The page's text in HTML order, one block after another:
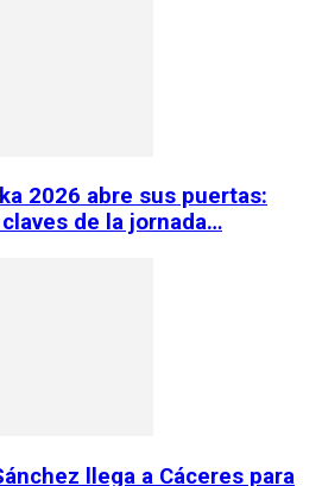
2026 abre sus puertas:
de la jornada…
llega a Cáceres para